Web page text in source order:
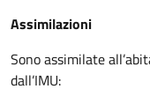
Assimilazioni
Sono assimilate
dall’IMU: